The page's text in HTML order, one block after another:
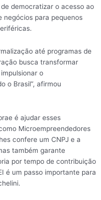
democratizar o acesso ao
negócios para pequenos
até programas de
busca transformar
o
o Brasil”, afirmou
é ajudar esses
Microempreendedores
confere um CNPJ e a
também garante
por tempo de contribuição
é um passo importante para